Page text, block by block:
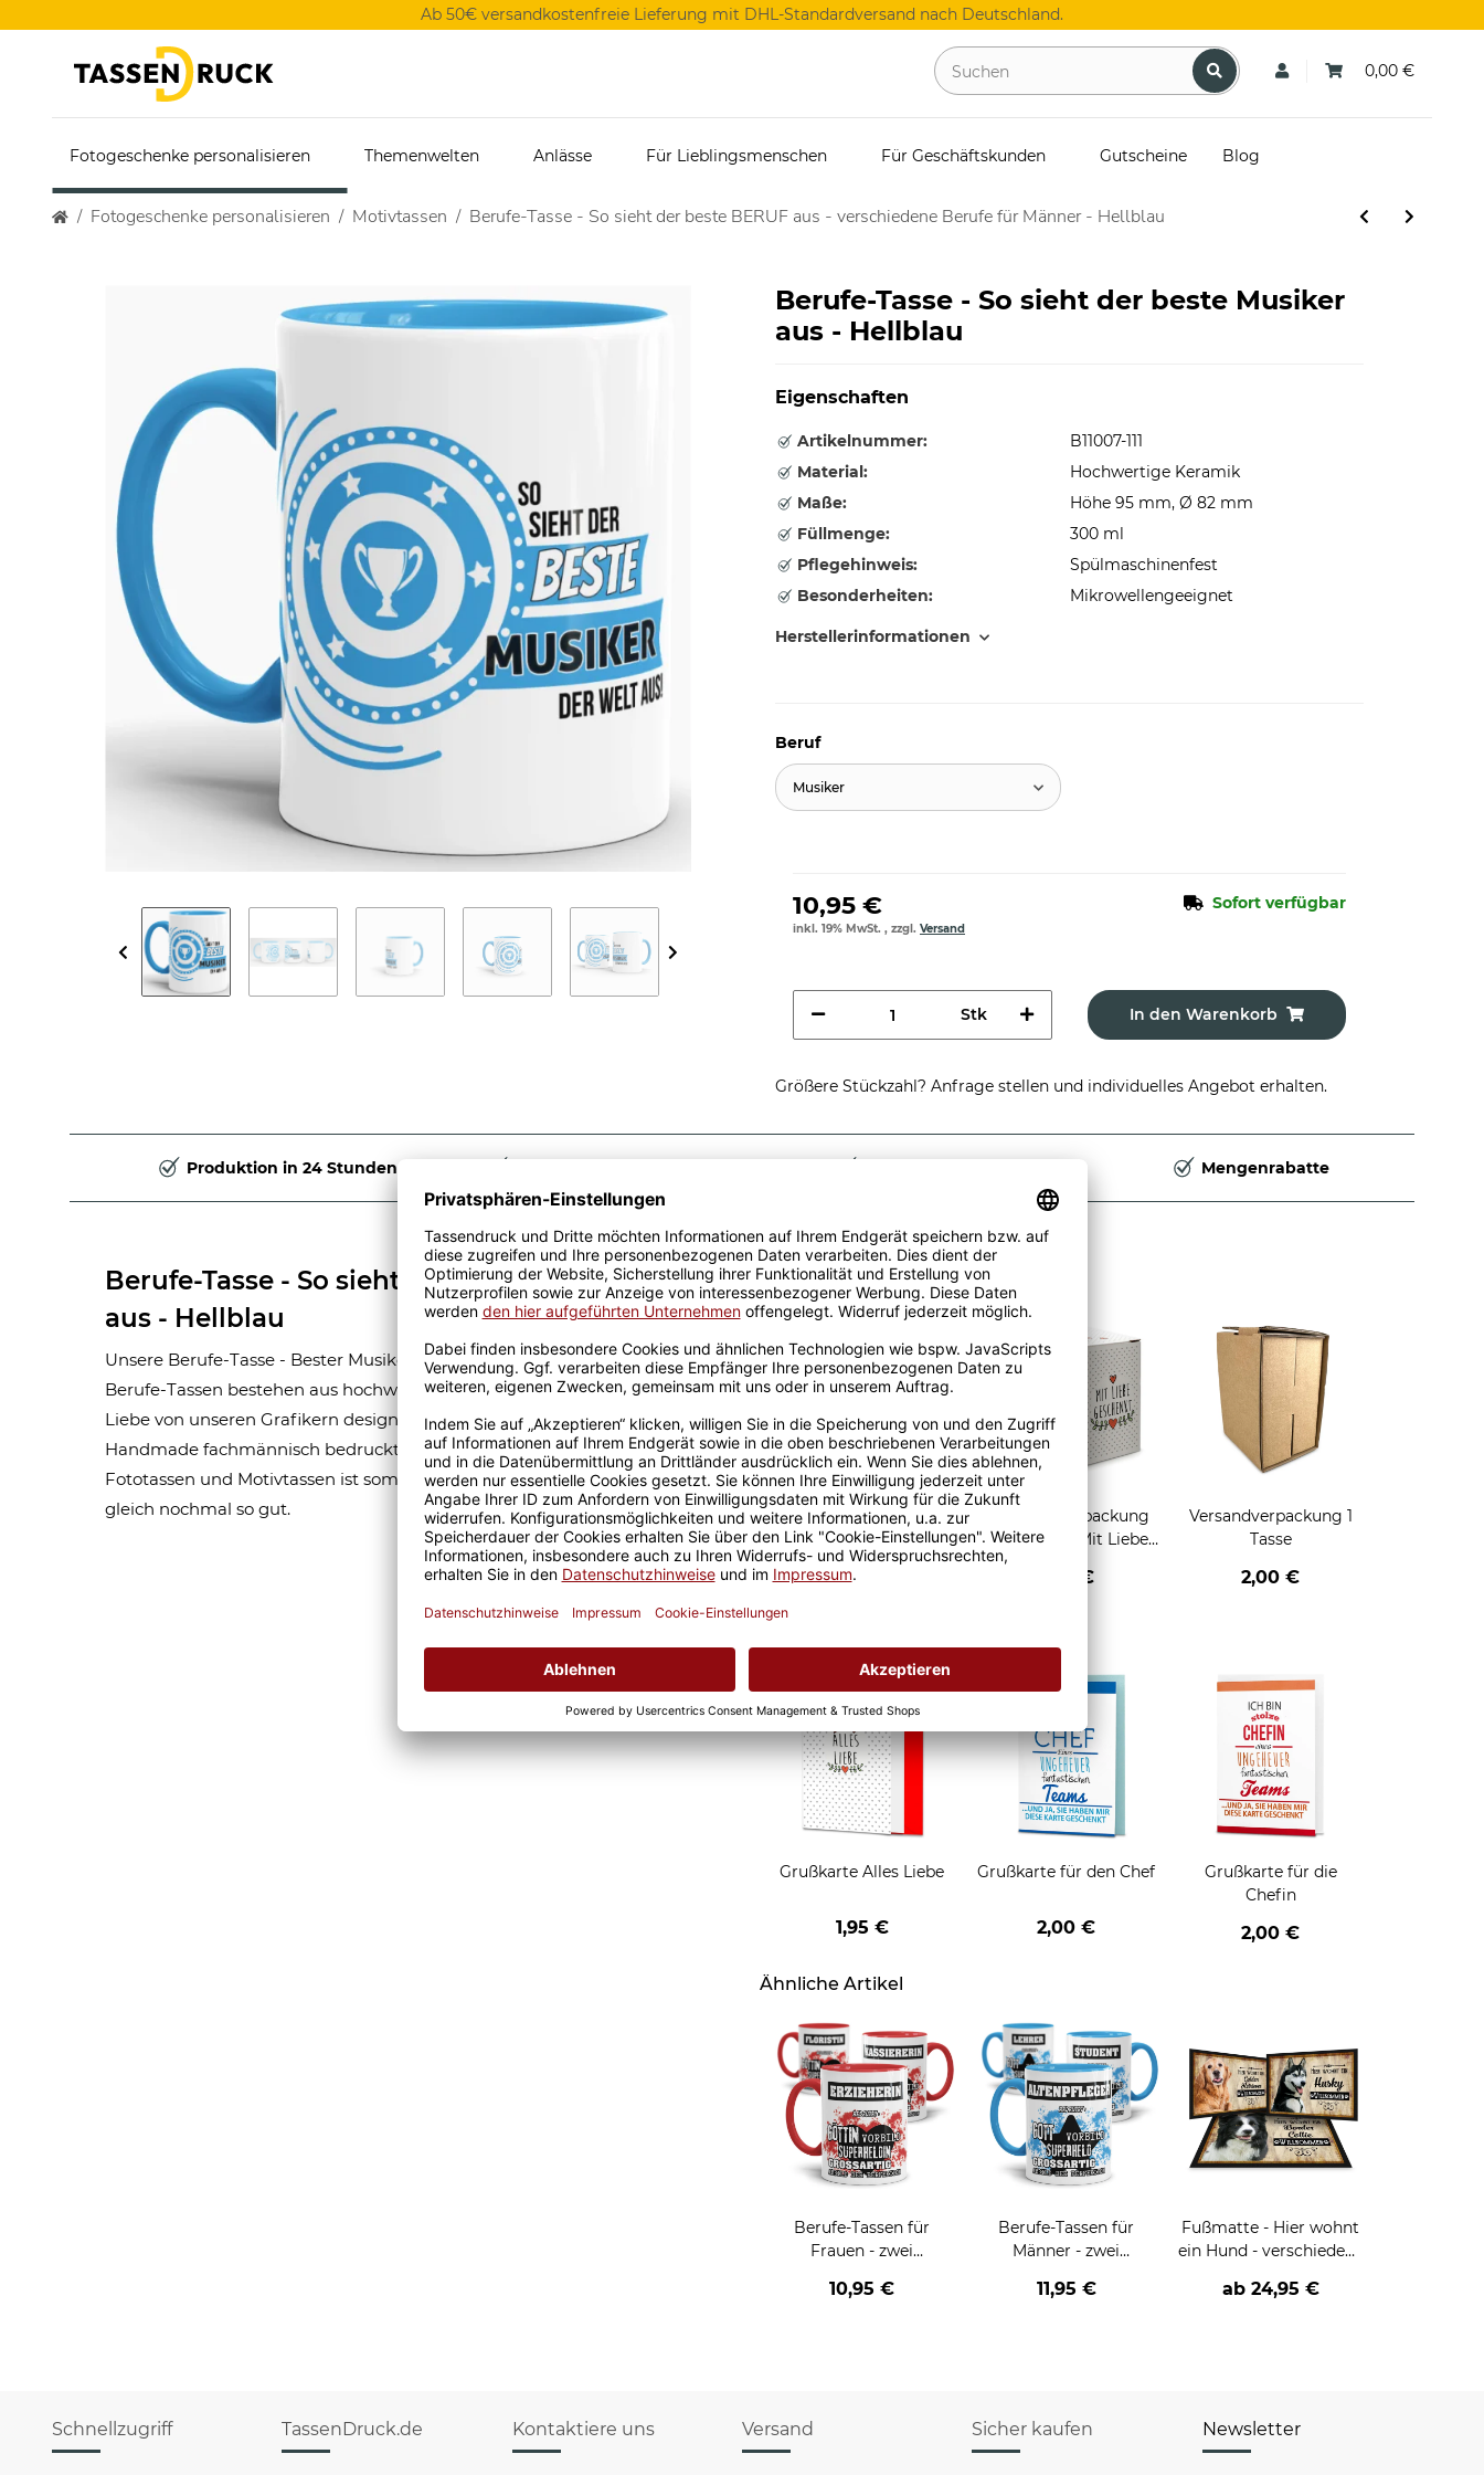
Ab 50€ versandkostenfreie Lieferung mit DHL-Standardversand nach Deutschland.
0,00 €
Fotogeschenke personalisieren Themenwelten Anlässe Für Lieblingsmenschen Für Geschäftskunden Gutscheine Blog
Fotogeschenke personalisieren Motivtassen Berufe-Tasse - So sieht der beste BERUF aus - verschiedene Berufe für Männer - Hellblau
Berufe-Tasse - So sieht der beste Musiker
aus - Hellblau
Eigenschaften
Artikelnummer:
B11007-111
Material:
Hochwertige Keramik
Maße:
Höhe 95 mm, Ø 82 mm
Füllmenge:
300 ml
Pflegehinweis:
Spülmaschinenfest
Besonderheiten:
Mikrowellengeeignet
Herstellerinformationen
Beruf
Musiker
10,95 € Sofort verfügbar
inkl. 19% MwSt. , zzgl. Versand
Stk In den Warenkorb
Größere Stückzahl? Anfrage stellen und individuelles Angebot erhalten.
Produktion in 24 Stunden Mengenrabatte
Berufe-Tasse - So sieht der beste Musiker
aus - Hellblau
Unsere Berufe-Tasse - Bester Musiker - ist eine tolle Geschenkidee. Unsere
Berufe-Tassen bestehen aus hochwertiger Keramik und wurden mit viel
Liebe von unseren Grafikern designt. Mit viel Erfahrung werden sie
Handmade fachmännisch bedruckt. Eine lange Freude an unseren
Fototassen und Motivtassen ist somit garantiert und der Kaffee schmeckt
gleich nochmal so gut.
Passende Verpackungen
Geschenkverpackung 1
Tasse mit Fenster
2,50 €
Geschenkverpackung
für Tassen - Mit Liebe
2,95 €
Versandverpackung 1
Tasse
2,00 €
Grußkarten zum Verschenken
Grußkarte Alles Liebe
1,95 €
Grußkarte für den Chef
2,00 €
Grußkarte für die
Chefin
2,00 €
Ähnliche Artikel
Berufe-Tassen für
Frauen - zwei
10,95 €
Berufe-Tassen für
Männer - zwei
11,95 €
Fußmatte - Hier wohnt
ein Hund - verschiedene
ab 24,95 €
Schnellzugriff TassenDruck.de Kontaktiere uns Versand Sicher kaufen Newsletter